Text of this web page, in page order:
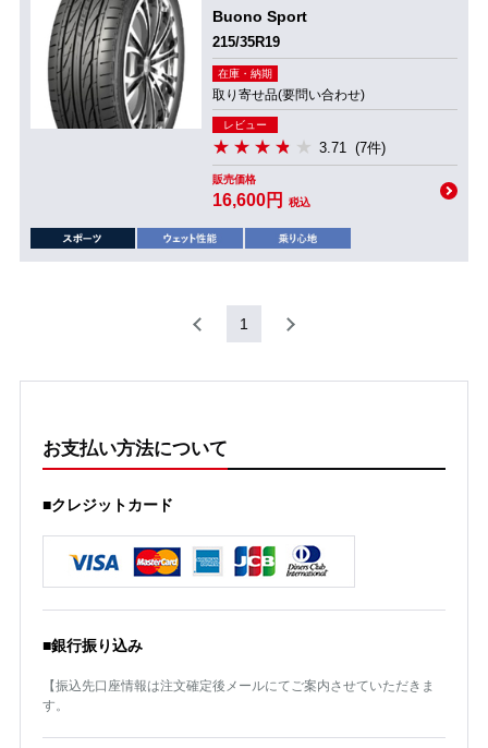
Buono Sport
215/35R19
在庫・納期
取り寄せ品(要問い合わせ)
レビュー
3.71 (7件)
販売価格
16,600円 税込
1
お支払い方法について
■クレジットカード
■銀行振り込み
【振込先口座情報は注文確定後メールにてご案内させていただきま
す。